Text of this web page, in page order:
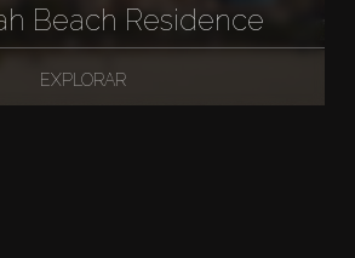
Beach Residence
EXPLORAR